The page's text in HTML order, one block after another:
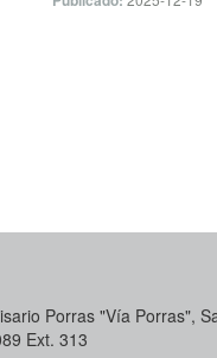
Porras "Vía Porras",
Ext. 313